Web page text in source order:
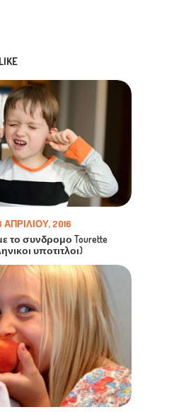
ΑΠΡΙΛΊΟΥ, 2016
το συνδρομο Tourette
υποτιτλοι)